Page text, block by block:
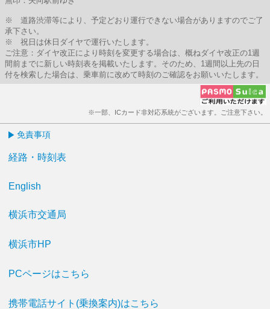
※ 道路渋滞等により、予定どおり運行できない場合がありますのでご了
承下さい。
※ 祝日は休日ダイヤで運行いたします。
ご注意：ダイヤ改正により時刻を変更する場合は、概ねダイヤ改正の1週
間前までに新しい時刻表を掲載いたします。そのため、1週間以上先の日
付を検索した場合は、乗車前に改めて時刻のご確認をお願いいたします。
※一部、ICカード非対応系統がございます。ご注意下さい。
免責事項
経路・時刻表
English
横浜市交通局
横浜市HP
PCページはこちら
携帯電話サイト(乗換案内)はこちら